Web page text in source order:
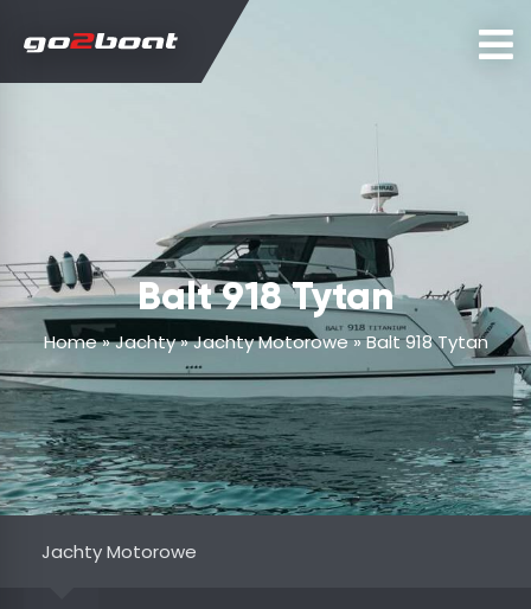
Balt 918 Tytan
Home»Jachty»Jachty Motorowe»Balt 918 Tytan
Jachty Motorowe